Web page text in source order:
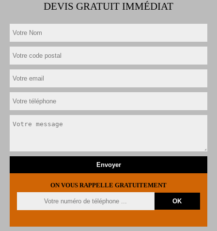
DEVIS GRATUIT IMMÉDIAT
ON VOUS RAPPELLE GRATUITEMENT